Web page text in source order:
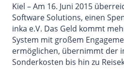
Kiel – Am 16. Juni 2015
Software Solutions, einen
inka e.V. Das Geld kommt
System mit großem
ermöglichen, übernimmt der
Sonderkosten bis hin zu